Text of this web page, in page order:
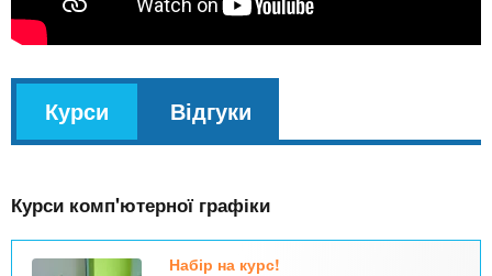
l
Курси
(
а
т
и
Відгуки
Курси комп'ютерної графіки
Набір на курс!